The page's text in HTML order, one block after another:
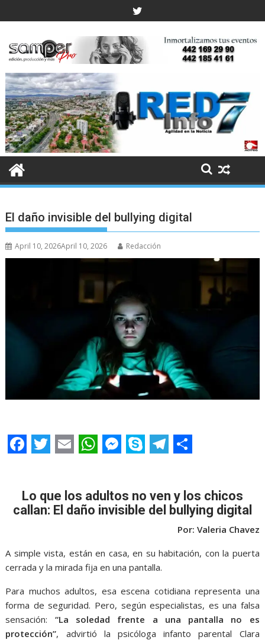
to
El daño invisible del bullying digital
April 10, 2026April 10, 2026 Redacción
c
e
o
o
k
i
t
e
r
a
i
a
t
A
p
p
s
s
n
g
e
r
y
p
l
e
r
a
m
a
r
e
Lo que los adultos no ven y los chicos
callan: El daño invisible del bullying digital
Por: Valeria Chavez
A simple vista, están en casa, en su habitación, con la puerta
cerrada y la mirada fija en una pantalla.
Para muchos adultos, esa escena cotidiana representa una
forma de seguridad. Pero, según especialistas, es una falsa
sensación: “La soledad frente a una pantalla no es
protección”, advirtió la psicóloga infanto parental Clara